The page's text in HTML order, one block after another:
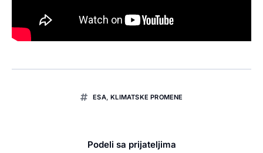
ESA,KLIMATSKE PROMENE
Podeli sa prijateljima